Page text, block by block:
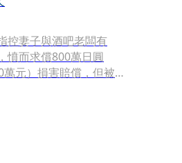
控妻子與酒吧老闆有
憤而求償800萬日圓
萬元）損害賠償，但被